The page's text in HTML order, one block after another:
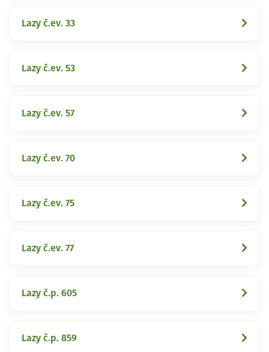
Lazy č.ev. 33
Lazy č.ev. 53
Lazy č.ev. 57
Lazy č.ev. 70
Lazy č.ev. 75
Lazy č.ev. 77
Lazy č.p. 605
Lazy č.p. 859